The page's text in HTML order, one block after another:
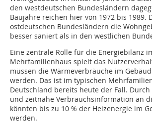
den westdeutschen Bundesländern
Baujahre reichen hier von 1972 bis 1989.
ostdeutschen Bundesländern die
besser saniert als in den westlichen
Eine zentrale Rolle für die Energiebilanz
Mehrfamilienhaus spielt das
müssen die Wärmeverbräuche im
werden. Das ist im typischen
Deutschland bereits heute der Fall.
und zeitnahe Verbrauchsinformation an
könnten bis zu 10 % der Heizenergie im
werden.